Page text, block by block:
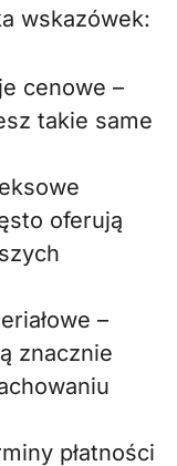
wskazówek:
cenowe –
takie same
oferują
–
znacznie
płatności